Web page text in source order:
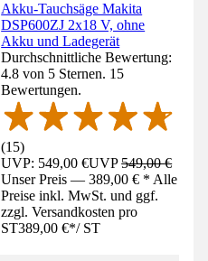
Akku-Tauchsäge Makita
DSP600ZJ 2x18 V, ohne
Akku und Ladegerät
Durchschnittliche Bewertung:
4.8 von 5 Sternen. 15
Bewertungen.
(15)
UVP: 549,00 €UVP549,00 €
Unser Preis — 389,00 € * Alle
Preise inkl. MwSt. und ggf.
zzgl. Versandkosten pro
ST389,00 €*/ ST